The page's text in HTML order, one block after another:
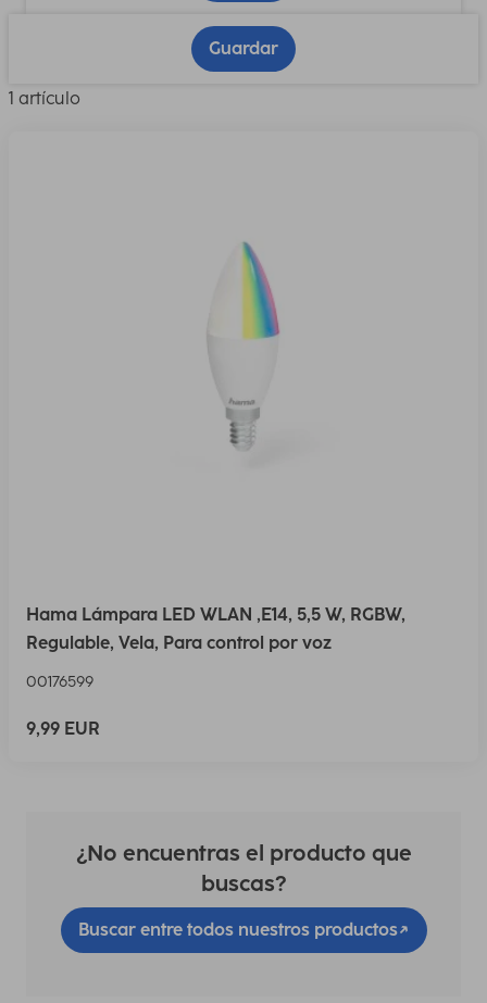
Guardar
1 artículo
Hama Lámpara LED WLAN ,E14, 5,5 W, RGBW,
Regulable, Vela, Para control por voz
00176599
9,99 EUR
¿No encuentras el producto que
buscas?
Buscar entre todos nuestros productos